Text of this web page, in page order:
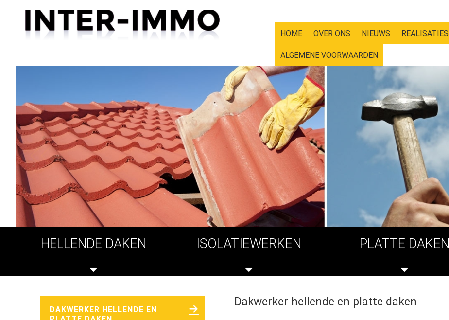
HOME OVER ONS NIEUWS REALISATIES
ALGEMENE VOORWAARDEN
HELLENDE DAKEN ISOLATIEWERKEN PLATTE DAKEN
DAKWERKER HELLENDE EN
Dakwerker hellende en platte daken